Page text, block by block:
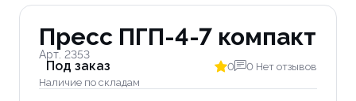
Пресс ПГП-4-7 компакт
Арт. 2353
Под заказ
Наличие по складам
0 0 Нет отзывов